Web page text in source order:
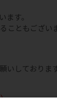
す。
こともござい
しております